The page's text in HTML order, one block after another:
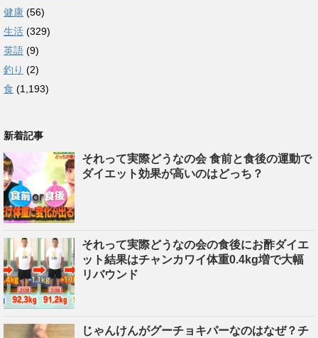
健康 (56)
生活 (329)
英語 (9)
釣り (2)
食 (1,193)
新着記事
それって実際どうなの会 食前と食後の運動で
ダイエット効果が高いのはどっち？
それって実際どうなの会の食後にお酢ダイエ
ット結果はチャンカワイ体重0.4kg増で大幅
リバウンド
じゃんけんがグーチョキパーなのはなぜ？チ